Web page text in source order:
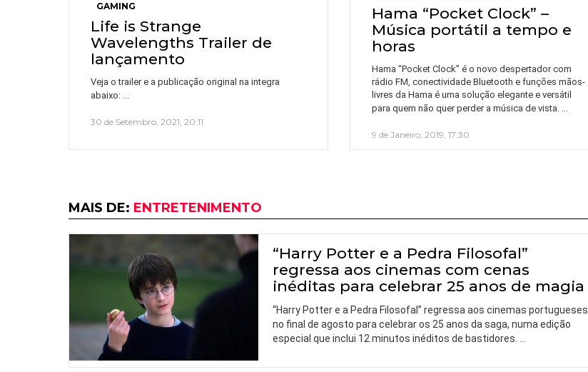
GAMING
Life is Strange
Wavelengths Trailer de
lançamento
Veja o trailer e a publicação original na integra
abaixo:
30 de Setembro, 2021, 20:11
Hama “Pocket Clock” –
Música portátil a tempo e
horas
Hama “Pocket Clock” é o novo despertador com
rádio FM, conectividade Bluetooth e funções mãos-
livres da Hama é uma solução elegante e versátil
para quem não quer perder a música de vista. …
9 de Janeiro, 2019, 17:30
MAIS DE: ENTRETENIMENTO
“Harry Potter e a Pedra Filosofal”
regressa aos cinemas com cenas
inéditas para celebrar 25 anos de magia
“Harry Potter e a Pedra Filosofal” regressa aos cinemas portugueses
no final de agosto para celebrar os 25 anos da saga, numa edição
especial que inclui 12 minutos inéditos de bastidores. …